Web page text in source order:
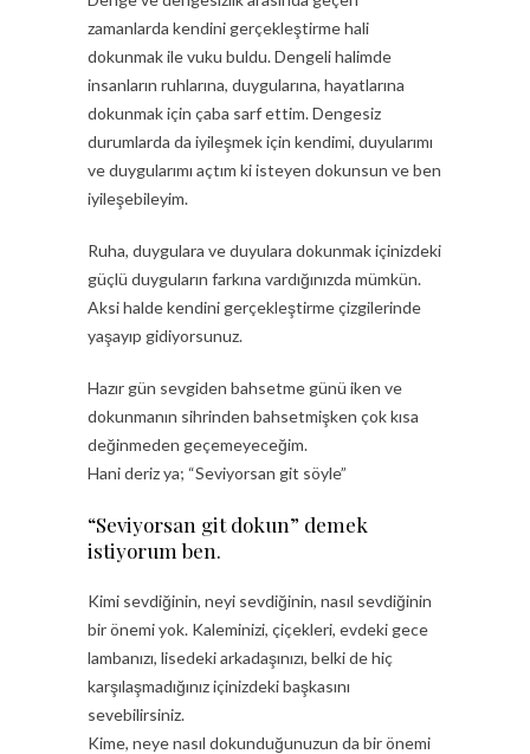
zamanlarda kendini gerçekleştirme hali
dokunmak ile vuku buldu. Dengeli halimde
insanların ruhlarına, duygularına, hayatlarına
dokunmak için çaba sarf ettim. Dengesiz
durumlarda da iyileşmek için kendimi, duyularımı
ve duygularımı açtım ki isteyen dokunsun ve ben
iyileşebileyim.
Ruha, duygulara ve duyulara dokunmak içinizdeki
güçlü duyguların farkına vardığınızda mümkün.
Aksi halde kendini gerçekleştirme çizgilerinde
yaşayıp gidiyorsunuz.
Hazır gün sevgiden bahsetme günü iken ve
dokunmanın sihrinden bahsetmişken çok kısa
değinmeden geçemeyeceğim.
Hani deriz ya; “Seviyorsan git söyle”
“Seviyorsan git dokun” demek
istiyorum ben.
Kimi sevdiğinin, neyi sevdiğinin, nasıl sevdiğinin
bir önemi yok. Kaleminizi, çiçekleri, evdeki gece
lambanızı, lisedeki arkadaşınızı, belki de hiç
karşılaşmadığınız içinizdeki başkasını
sevebilirsiniz.
Kime, neye nasıl dokunduğunuzun da bir önemi